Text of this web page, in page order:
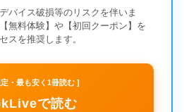
バイス破損等のリスクを伴いま
無料体験】や【初回クーポン】を
スを推奨します。
・最も安く1冊読む ]
で読む